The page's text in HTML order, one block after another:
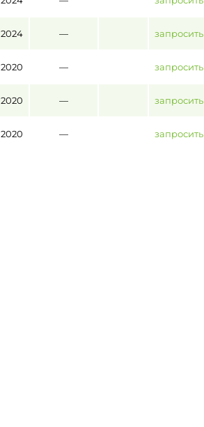
2024 — запросить
2020 — запросить
2020 — запросить
2020 — запросить